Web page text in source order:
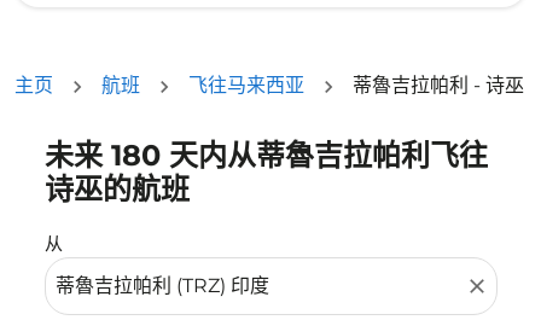
主页 航班 飞往马来西亚 蒂魯吉拉帕利 - 诗巫
未来 180 天内从蒂魯吉拉帕利飞往
诗巫的航班
从
close
没有符合您的筛选条件的机票。请调整您的筛选条件。